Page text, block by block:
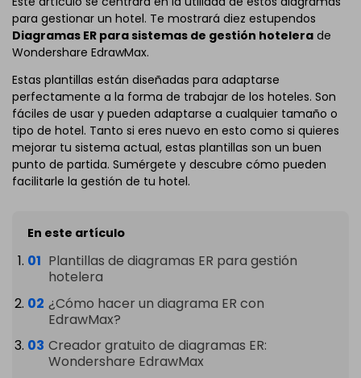
para gestionar un hotel. Te mostrará diez estupendos
Diagramas ER para sistemas de gestión hotelera de
Wondershare EdrawMax.
Estas plantillas están diseñadas para adaptarse
perfectamente a la forma de trabajar de los hoteles. Son
fáciles de usar y pueden adaptarse a cualquier tamaño o
tipo de hotel. Tanto si eres nuevo en esto como si quieres
mejorar tu sistema actual, estas plantillas son un buen
punto de partida. Sumérgete y descubre cómo pueden
facilitarle la gestión de tu hotel.
En este artículo
Plantillas de diagramas ER para gestión
hotelera
¿Cómo hacer un diagrama ER con
EdrawMax?
Creador gratuito de diagramas ER:
Wondershare EdrawMax